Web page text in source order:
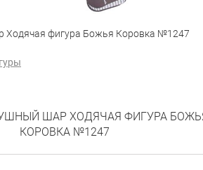
Ходячая фигура Божья Коровка №1247
ШАР ХОДЯЧАЯ ФИГУРА
КОРОВКА №1247